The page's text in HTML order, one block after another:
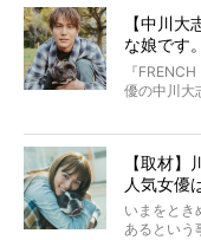
太郎のオ
アについて
り添いた
その悲しみ
いて、泣
こんな子だ
ていたと。
ぼくらは
と思った。
【中川
な娘です
ッグと一
『
優の中川大
マちゃん
カエピソ
【取材
人気女優
いまをとき
あるという